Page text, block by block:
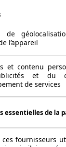
de
l’appareil
et contenu
et du
de services
essentielles de la
ces fournisseurs